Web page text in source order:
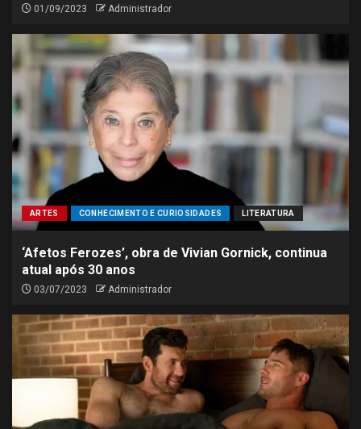
01/09/2023 Administrador
ARTES CONHECIMENTO E CURIOSIDADES LITERATURA
‘Afetos Ferozes’, obra de Vivian Gornick, continua
atual após 30 anos
03/07/2023 Administrador